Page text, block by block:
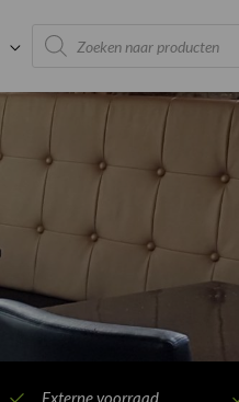
Products
search
Externe voorraad